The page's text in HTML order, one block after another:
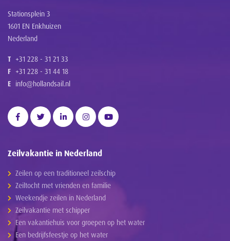
Stationsplein 3
1601 EN Enkhuizen
Nederland
T +31 228 - 31 21 33
F +31 228 - 31 44 18
E info@hollandsail.nl
Zeilvakantie in Nederland
Zeilen op een traditioneel zeilschip
Zeiltocht met vrienden en familie
Weekendje zeilen in Nederland
Zeilvakantie met schipper
Een vakantiehuis voor groepen op het water
Een bedrijfsfeestje op het water